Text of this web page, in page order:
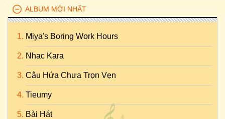
ALBUM MỚI NHẤT
Miya's Boring Work Hours
Nhac Kara
Câu Hứa Chưa Trọn Vẹn
Tieumy
Bài Hát